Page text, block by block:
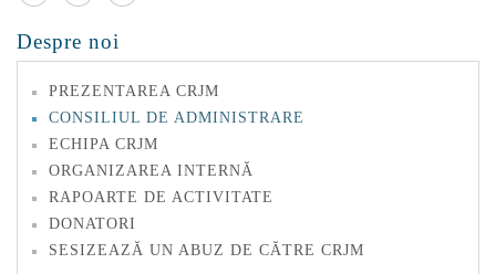
Despre noi
PREZENTAREA CRJM
CONSILIUL DE ADMINISTRARE
ECHIPA CRJM
ORGANIZAREA INTERNĂ
RAPOARTE DE ACTIVITATE
DONATORI
SESIZEAZĂ UN ABUZ DE CĂTRE CRJM